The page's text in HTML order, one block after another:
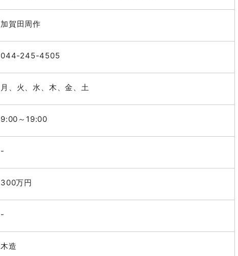
加賀田周作
044-245-4505
月、火、水、木、金、土
9:00～19:00
-
300万円
-
木造